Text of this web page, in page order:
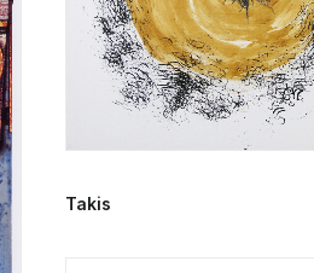
Takis